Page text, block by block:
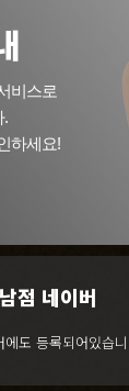
비스로
.
하세요!
점 네이버
에도 등록되어있습